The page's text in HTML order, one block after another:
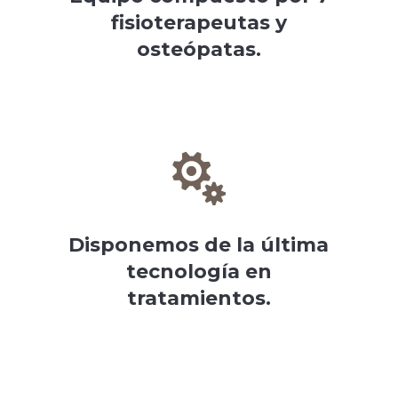
fisioterapeutas y
osteópatas.

Disponemos de la última
tecnología en
tratamientos.